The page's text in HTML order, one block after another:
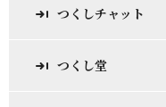
つくしチャット
つくし堂